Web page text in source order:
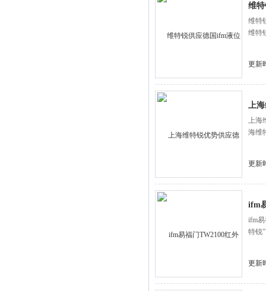
维
维特
维特
更新
上
上海
海维
更新
ifm
ifm
特锐
更新